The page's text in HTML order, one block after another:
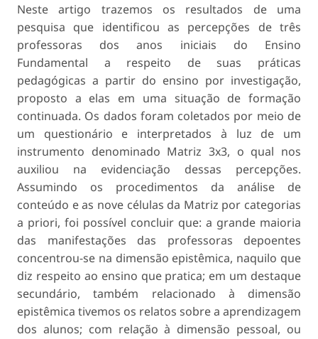
Neste artigo trazemos os resultados de uma
pesquisa que identificou as percepções de três
professoras dos anos iniciais do Ensino
Fundamental a respeito de suas práticas
pedagógicas a partir do ensino por investigação,
proposto a elas em uma situação de formação
continuada. Os dados foram coletados por meio de
um questionário e interpretados à luz de um
instrumento denominado Matriz 3x3, o qual nos
auxiliou na evidenciação dessas percepções.
Assumindo os procedimentos da análise de
conteúdo e as nove células da Matriz por categorias
a priori, foi possível concluir que: a grande maioria
das manifestações das professoras depoentes
concentrou-se na dimensão epistêmica, naquilo que
diz respeito ao ensino que pratica; em um destaque
secundário, também relacionado à dimensão
epistêmica tivemos os relatos sobre a aprendizagem
dos alunos; com relação à dimensão pessoal, ou